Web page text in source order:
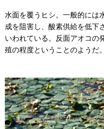
水面を覆うヒシ。一般的には
成を阻害し、酸素供給を低下
いわれている。反面アオコの
殖の程度ということのようだ。